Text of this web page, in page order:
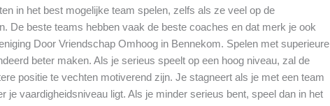
in het best mogelijke team spelen, zelfs als ze veel op de
De beste teams hebben vaak de beste coaches en dat merk je ook
Door Vriendschap Omhoog in Bennekom. Spelen met superieure
beter maken. Als je serieus speelt op een hoog niveau, zal de
positie te vechten motiverend zijn. Je stagneert als je met een team
je vaardigheidsniveau ligt. Als je minder serieus bent, speel dan in het